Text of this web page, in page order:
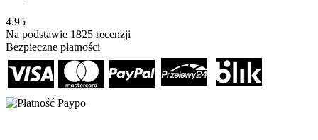
4.95
Na podstawie 1825 recenzji
Bezpieczne płatności